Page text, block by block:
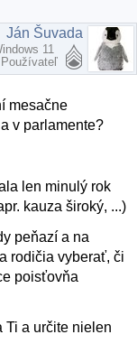
Ján Šuvada
11
Používateľ
mesačne
v parlamente?
len minulý rok
kauza široký, ...)
peňazí a na
rodičia vyberať, či
poisťovňa
Ti a určite nielen